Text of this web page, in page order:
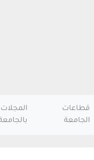
قطاعات
الجامعة